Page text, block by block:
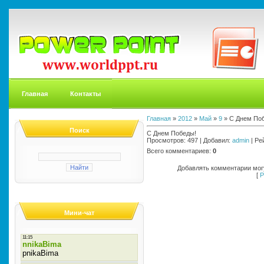
Главная Контакты
Поиск
Мини-чат
Главная » 2012 » Май » 9 » С Днем
С Днем Победы!
Просмотров: 497 | Добавил: admin |
Всего комментариев: 0
Добавлять комментарии
[